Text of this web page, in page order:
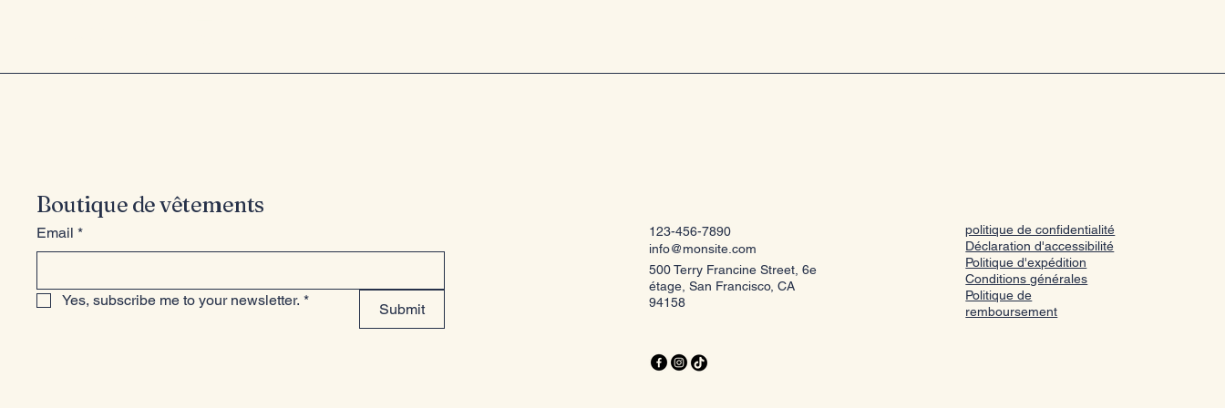
Boutique de vêtements
Email *
Yes, subscribe me to your newsletter. *
Submit
123-456-7890
info@monsite.com
500 Terry Francine Street, 6e
étage, San Francisco, CA
94158
politique de confidentialité
Déclaration d'accessibilité
Politique d'expédition
Conditions générales
Politique de
remboursement